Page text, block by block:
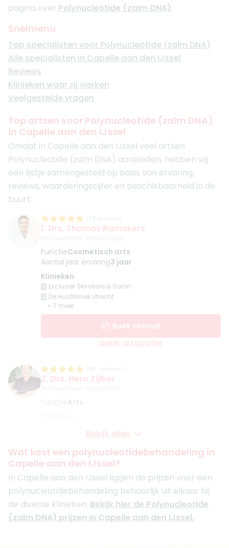
pagina over Polynucleotide (zalm DNA).
Snelmenu
Top specialisten voor Polynucleotide (zalm DNA)
Alle specialisten in Capelle aan den IJssel
Reviews
Klinieken waar zij werken
Veelgestelde vragen
Top artsen voor Polynucleotide (zalm DNA)
in Capelle aan den IJssel
Omdat in Capelle aan den IJssel veel artsen
Polynucleotide (zalm DNA) aanbieden, hebben wij
een lijstje samengesteld op basis van ervaring,
reviews, waarderingscijfer en beschikbaarheid in de
buurt.
1. Drs. Thomas Ramakers
FunctieCosmetisch arts
Aantal jaar ervaring3 jaar
Klinieken
Exclusief Skinstore & Salon
De Huidkliniek Utrecht
+ 7 meer
Boek consult
Bekijk artsprofiel
2. Drs. Hero Zijlker
Functie
Arts
Cosmetic Heroes Breda
Boek consult
Bekijk artsprofiel
( 32reviews)
3. Drs. Wouter Tromp
Bekijk alles
Wat kost een polynucleotidebehandeling in
Capelle aan den IJssel?
In Capelle aan den IJssel liggen de prijzen voor een
polynucleotidebehandeling behoorlijk uit elkaar bij
de diverse klinieken. Bekijk hier de Polynucleotide
(zalm DNA) prijzen in Capelle aan den IJssel.